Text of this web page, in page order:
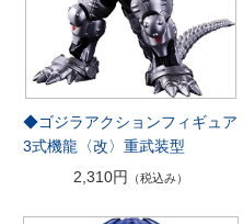
◆ゴジラアクションフィギュア
3式機龍〈改〉重武装型
2,310円
（税込み）